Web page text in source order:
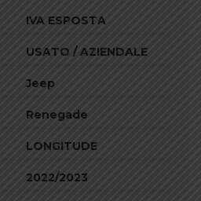
IVA ESPOSTA
USATO / AZIENDALE
Jeep
Renegade
LONGITUDE
2022/2023